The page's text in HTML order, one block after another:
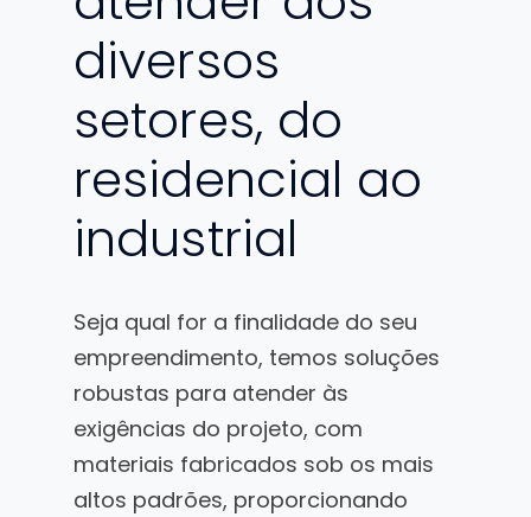
diversos
setores, do
residencial ao
industrial
Seja qual for a finalidade do seu
empreendimento, temos soluções
robustas para atender às
exigências do projeto, com
materiais fabricados sob os mais
altos padrões, proporcionando